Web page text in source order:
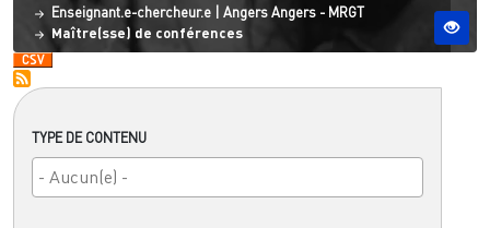
TYPE DE CONTENU
Statut
Enseignant.e-chercheur.e Site ESO
AngersAngers - MRGT
Maître(sse) de conférences